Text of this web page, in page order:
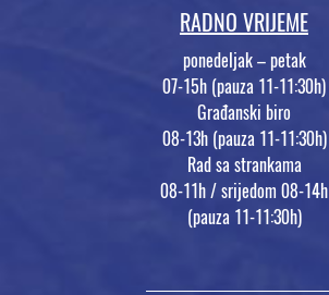
RADNO VRIJEME
ponedeljak – petak
07-15h (pauza 11-11:30h)
Građanski biro
08-13h (pauza 11-11:30h)
Rad sa strankama
08-11h / srijedom 08-14h
(pauza 11-11:30h)